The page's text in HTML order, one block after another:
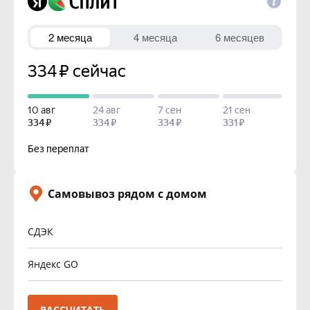
Самовывоз рядом с домом
СДЭК
Яндекс GO